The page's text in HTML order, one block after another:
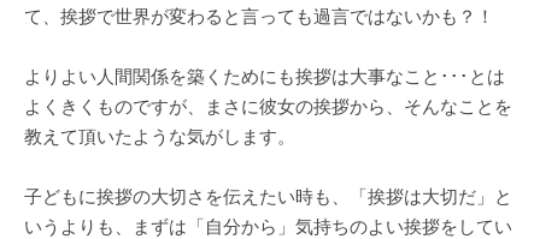
て、挨拶で世界が変わると言っても過言ではないかも？！
よりよい人間関係を築くためにも挨拶は大事なこと･･･とは
よくきくものですが、まさに彼女の挨拶から、そんなことを
教えて頂いたような気がします。
子どもに挨拶の大切さを伝えたい時も、「挨拶は大切だ」と
いうよりも、まずは「自分から」気持ちのよい挨拶をしてい